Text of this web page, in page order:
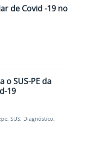
de Covid -19 no
SUS-PE da
19
, SUS, Diagnóstico,